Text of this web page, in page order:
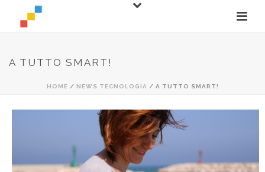
A TUTTO SMART!
HOME / NEWS TECNOLOGIA / A TUTTO SMART!